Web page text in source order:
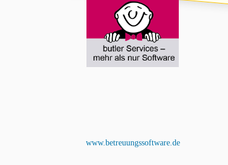
www.betreuungssoftware.de